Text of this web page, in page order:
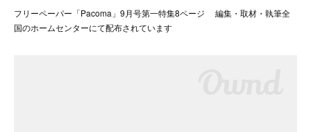
フリーペーパー「Pacoma」9月号第一特集8ページ 編集・取材・執筆全
国のホームセンターにて配布されています